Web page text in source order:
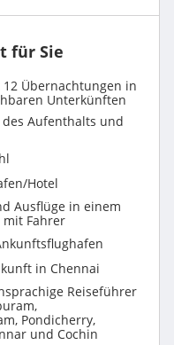
für Sie
Übernachtungen in
Unterkünften
Aufenthalts und
Hotel
Ausflüge in einem
Fahrer
in Chennai
Reiseführer
Pondicherry,
und Cochin